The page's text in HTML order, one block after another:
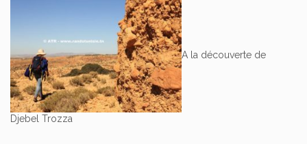
A la découverte de
Djebel Trozza